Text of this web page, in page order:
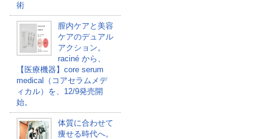
術
膣内ケアと美容
ケアのデュアル
アクション。
raciné から、
【医療機器】core serum
medical（コアセラムメデ
ィカル）を、12/9発売開
始。
体質に合わせて
痩せる時代へ。